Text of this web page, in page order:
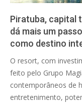
Piratuba, capital
dá mais um
como destino
O resort, com
feito pelo Grupo
contemporâneos de
entretenimento,